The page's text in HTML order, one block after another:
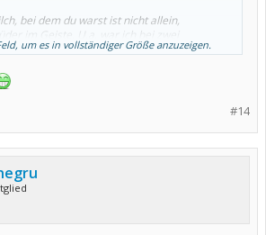
bei dem du warst ist nicht allein,
im Geiste. U.a. war ich bei zwei
draus ...
zum Schimpfen. Schlicht gesagt, ich
ebenfalls. Also nicht mehr traurig
sich nicht und ist nur Energie-
um es in vollständiger Größe anzuzeigen.
#14